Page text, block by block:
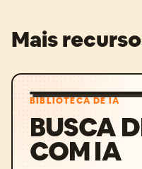
Mais
BIBLIOTECA DE IA
BUSCA
COM IA